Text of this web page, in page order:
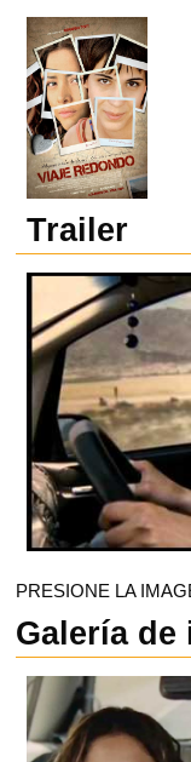
Trailer
PRESIONE LA
Galería de